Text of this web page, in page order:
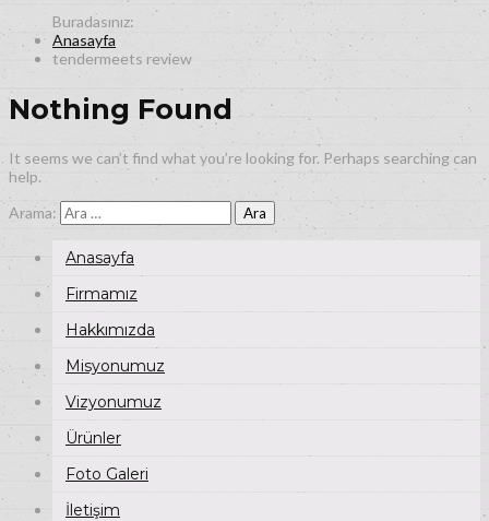
Anasayfa
tendermeets review
Nothing Found
It seems we can’t find what you’re looking for. Perhaps searching can
help.
Arama:
Anasayfa
Firmamız
Hakkımızda
Misyonumuz
Vizyonumuz
Ürünler
Foto Galeri
İletişim